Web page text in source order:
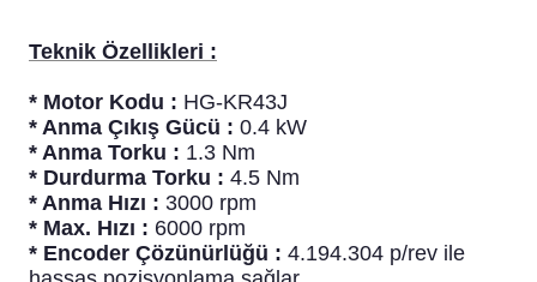
Membranı
Teknik Özellikleri :
* Motor Kodu : HG-KR43J
* Anma Çıkış Gücü : 0.4 kW
* Anma Torku : 1.3 Nm
* Durdurma Torku : 4.5 Nm
* Anma Hızı : 3000 rpm
* Max. Hızı : 6000 rpm
* Encoder Çözünürlüğü : 4.194.304 p/rev ile